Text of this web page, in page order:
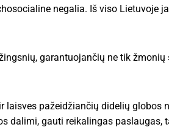
negalia. Iš viso Lietuvoje
garantuojančių ne tik žmonių
pažeidžiančių didelių globos
dalimi, gauti reikalingas paslaugas,